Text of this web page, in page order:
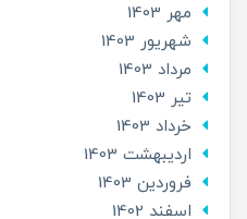
مهر 1403
شهریور 1403
مرداد 1403
تير 1403
خرداد 1403
ارديبهشت 1403
فروردین 1403
اسفند 1402